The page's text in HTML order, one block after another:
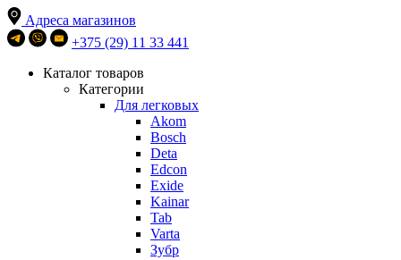
Адреса магазинов
+375 (29) 11 33 441
Каталог товаров
Категории
Для легковых
Akom
Bosch
Deta
Edcon
Exide
Kainar
Tab
Varta
Зубр